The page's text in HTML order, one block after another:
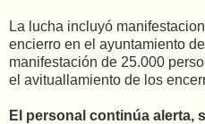
La lucha incluyó
encierro en el ayuntamiento
manifestación de 25.000
el avituallamiento de los
El personal continúa alerta,